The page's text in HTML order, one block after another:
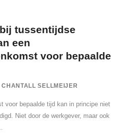
tussentijdse
een
voor bepaalde
CHANTALL SELLMEIJER
voor bepaalde tijd kan in principe niet
Niet door de werkgever, maar ook